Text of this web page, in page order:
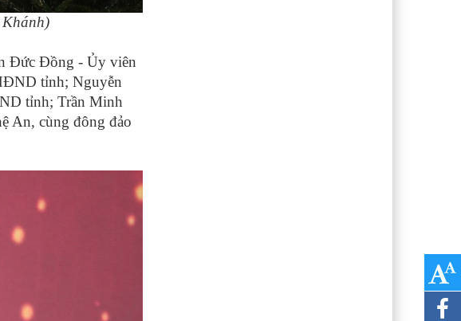
Đức Đồng - Ủy viên
tỉnh; Nguyễn
tỉnh; Trần Minh
An, cùng đông đảo